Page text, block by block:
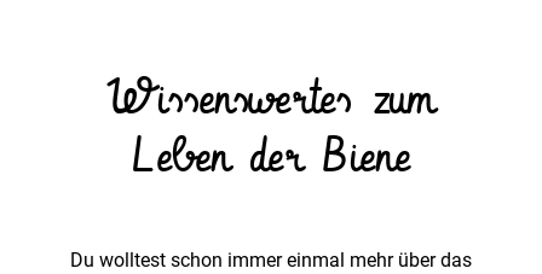
Wissens­wertes zum
Leben der Biene
Du woll­test schon immer einmal mehr über das